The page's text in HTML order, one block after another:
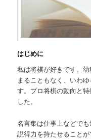
はじめに
私は将棋が好きです。
まることもなく、いわ
す。プロ将棋の動向と
した。
名言集は仕事上などで
説得力を持たせることが